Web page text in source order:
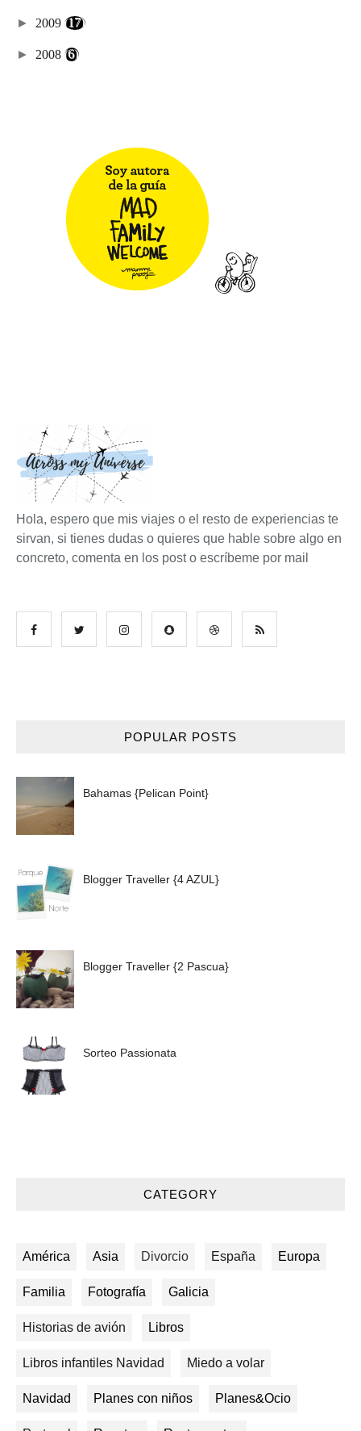
► 2009 (17)
► 2008 (6)
Hola, espero que mis viajes o el resto de experiencias te
sirvan, si tienes dudas o quieres que hable sobre algo en
concreto, comenta en los post o escríbeme por mail
POPULAR POSTS
Bahamas {Pelican Point}
Blogger Traveller {4 AZUL}
Blogger Traveller {2 Pascua}
Sorteo Passionata
CATEGORY
América Asia Divorcio España Europa
Familia Fotografía Galicia
Historias de avión Libros
Libros infantiles Navidad Miedo a volar
Navidad Planes con niños Planes&Ocio